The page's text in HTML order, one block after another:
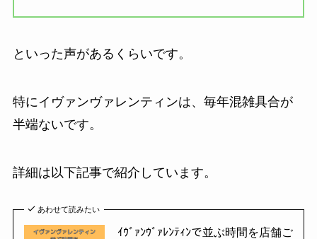
といった声があるくらいです。
特にイヴァンヴァレンティンは、毎年混雑具合が
半端ないです。
詳細は以下記事で紹介しています。
あわせて読みたい
ｲｳﾞｧﾝｳﾞｧﾚﾝﾃｨﾝで並ぶ時間を店舗ご